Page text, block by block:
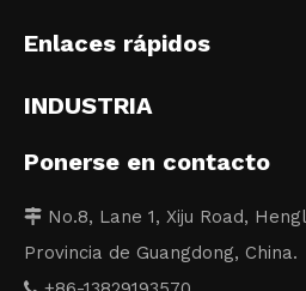
Enlaces rápidos
INDUSTRIA
Ponerse en contacto
 No.8, Lane 1, Xiju Road,
Provincia de Guangdong, China.